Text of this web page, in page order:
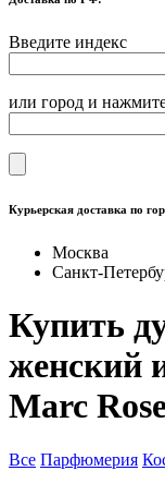
Введите индекс
или город и
Курьерская доставка по
Москва
Санкт-
Купить
женский
Marc
Все Парфюмерия